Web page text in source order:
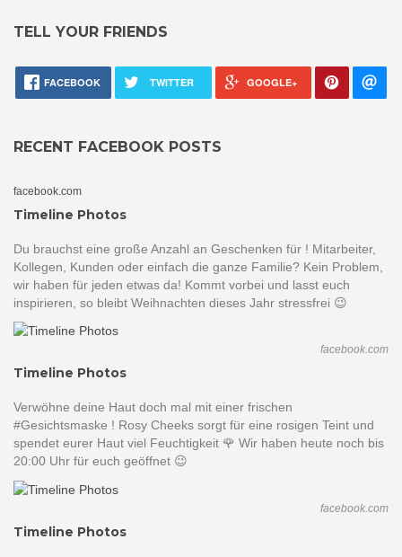
TELL YOUR FRIENDS
FACEBOOK TWITTER GOOGLE+
RECENT FACEBOOK POSTS
facebook.com
Timeline Photos
Du brauchst eine große Anzahl an Geschenken für ! Mitarbeiter,
Kollegen, Kunden oder einfach die ganze Familie? Kein Problem,
wir haben für jeden etwas da! Kommt vorbei und lasst euch
inspirieren, so bleibt Weihnachten dieses Jahr stressfrei 😉
facebook.com
Timeline Photos
Verwöhne deine Haut doch mal mit einer frischen
#Gesichtsmaske ! Rosy Cheeks sorgt für eine rosigen Teint und
spendet eurer Haut viel Feuchtigkeit 🌹 Wir haben heute noch bis
20:00 Uhr für euch geöffnet 😉
facebook.com
Timeline Photos